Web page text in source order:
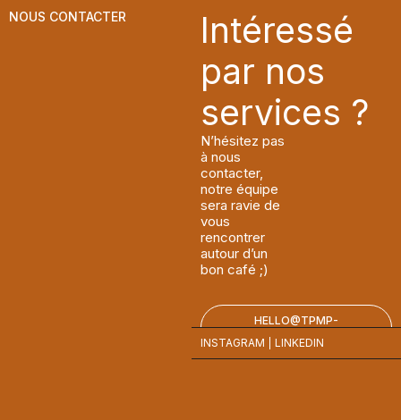
NOUS CONTACTER
Intéressé
par nos
services ?
N’hésitez pas
à nous
contacter,
notre équipe
sera ravie de
vous
rencontrer
autour d’un
bon café ;)
HELLO@TPMP-
CONSTRUCT.BE
INSTAGRAM LINKEDIN